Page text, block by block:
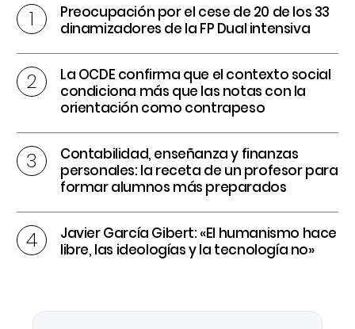
Preocupación por el cese de 20 de los 33
dinamizadores de la FP Dual intensiva
La OCDE confirma que el contexto social
condiciona más que las notas con la
orientación como contrapeso
Contabilidad, enseñanza y finanzas
personales: la receta de un profesor para
formar alumnos más preparados
Javier García Gibert: «El humanismo hace
libre, las ideologías y la tecnología no»